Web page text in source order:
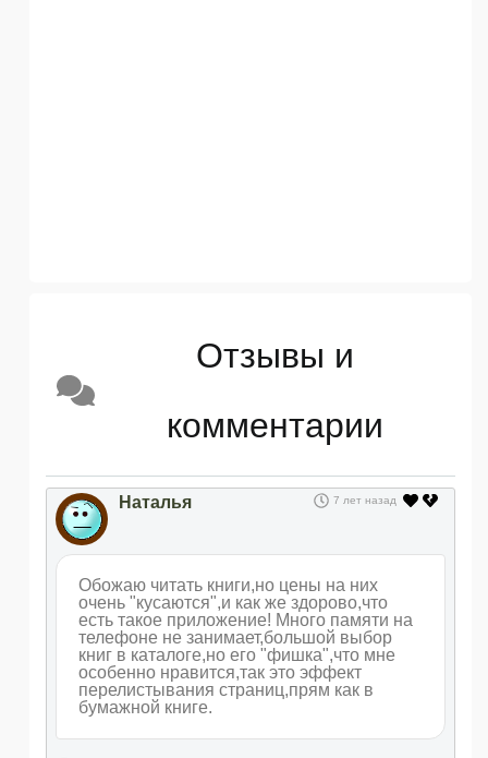
Отзывы и
комментарии
Наталья 7 лет назад
Обожаю читать книги,но цены на них
очень "кусаются",и как же здорово,что
есть такое приложение! Много памяти на
телефоне не занимает,большой выбор
книг в каталоге,но его "фишка",что мне
особенно нравится,так это эффект
перелистывания страниц,прям как в
бумажной книге.